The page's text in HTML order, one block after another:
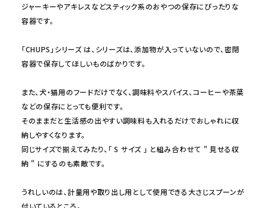
ジャーキーやアキレスなどスティック系のおやつの保存にぴったりな
容器です。
「CHUPS」シリーズは、シリーズは、添加物が入っていないので、密閉
容器で保存してほしいものばかりです。
また、犬・猫用のフードだけでなく、調味料やスパイス、コーヒーや茶葉
などの保存にとっても便利です。
そのままだと生活感の出やすい調味料も入れるだけでおしゃれに収
納しやすくなります。
同じサイズで揃えてみたり、 「 S サイズ 」 と組み合わせて " 見せる収
納 " にするのも素敵です。
うれしいのは、計量用や取り出し用として使用できる大さじスプーンが
付いているところ。